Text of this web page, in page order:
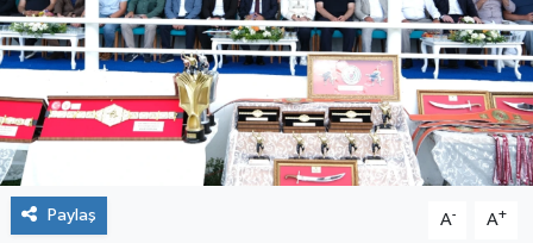
Paylaş A- A+